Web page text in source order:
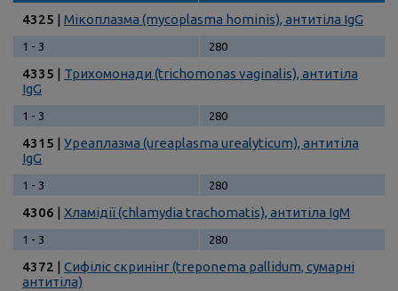
4325 | Мікоплазма (mycoplasma hominis), антитіла IgG
1 - 3 280
4335 | Трихомонади (trichomonas vaginalis), антитіла
IgG
1 - 3 280
4315 | Уреаплазма (ureaplasma urealyticum), антитіла
IgG
1 - 3 280
4306 | Хламідії (chlamydia trachomatis), антитіла IgМ
1 - 3 280
4372 | Сифіліс скринінг (treponema pallidum, сумарні
антитіла)